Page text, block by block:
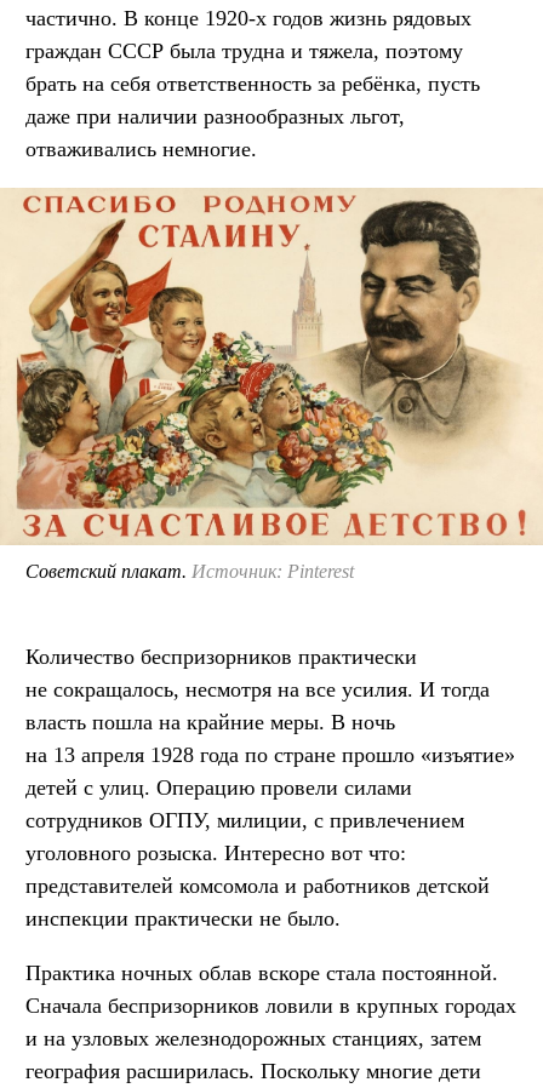
частично. В конце 1920-х годов жизнь рядовых
граждан СССР была трудна и тяжела, поэтому
брать на себя ответственность за ребёнка, пусть
даже при наличии разнообразных льгот,
отваживались немногие.
Советский плакат. Источник: Pinterest
Количество беспризорников практически
не сокращалось, несмотря на все усилия. И тогда
власть пошла на крайние меры. В ночь
на 13 апреля 1928 года по стране прошло «изъятие»
детей с улиц. Операцию провели силами
сотрудников ОГПУ, милиции, с привлечением
уголовного розыска. Интересно вот что:
представителей комсомола и работников детской
инспекции практически не было.
Практика ночных облав вскоре стала постоянной.
Сначала беспризорников ловили в крупных городах
и на узловых железнодорожных станциях, затем
география расширилась. Поскольку многие дети